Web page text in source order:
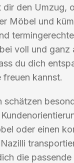
dir den Umzug,
Möbel und
voll und ganz
du dich
freuen kannst.
schätzen
oder einen
die